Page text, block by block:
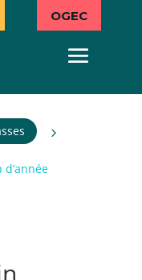
OGEC
5